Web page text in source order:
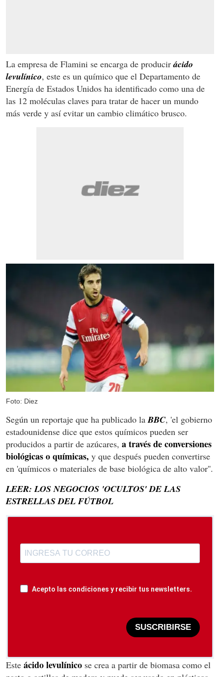
La empresa de Flamini se encarga de producirácido
levulínico, este es un químico que el Departamento de
Energía de Estados Unidos ha identificado como una de
las 12 moléculas claves para tratar de hacer un mundo
más verde y así evitar un cambio climático brusco.
Foto: Diez
Según un reportaje que ha publicado laBBC, 'el gobierno
estadounidense dice que estos químicos pueden ser
producidos a partir de azúcares, a través de conversiones
biológicas o químicas, y que después pueden convertirse
en 'químicos o materiales de base biológica de alto valor''.
LEER: LOS NEGOCIOS 'OCULTOS' DE LAS
ESTRELLAS DEL FÚTBOL
Acepto las condiciones y recibir tus newsletters.
SUSCRIBIRSE
Este ácido levulínico se crea a partir de biomasa como el